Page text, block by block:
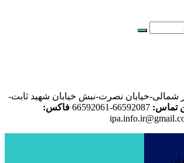
شمالی-خیابان نصرت-نبش خیابان شهید ثابت-
تماس:
فاکس: